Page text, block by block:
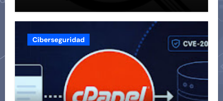
Ciberseguridad